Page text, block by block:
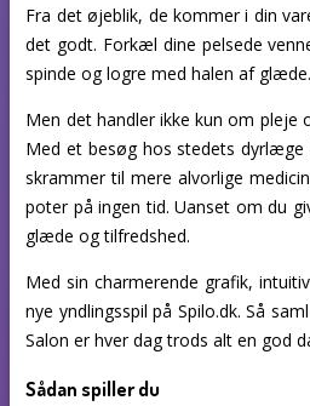
Fra det øjeblik, de kommer i din
det godt. Forkæl dine pelsede
spinde og logre med halen af glæde.
Men det handler ikke kun om pleje
Med et besøg hos stedets
skrammer til mere alvorlige
poter på ingen tid. Uanset om du
glæde og tilfredshed.
Med sin charmerende grafik,
nye yndlingsspil på Spilo.dk. Så
Salon er hver dag trods alt en god
Sådan spiller du